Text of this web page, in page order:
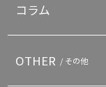
コラム
OTHER / その他